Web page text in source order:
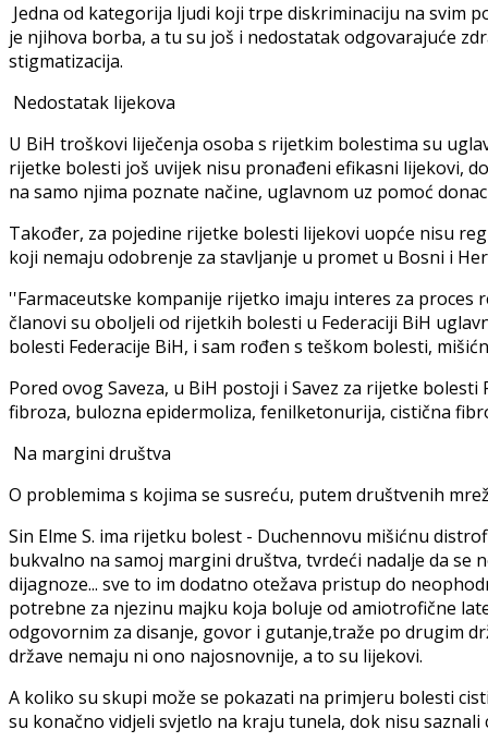
Jedna od kategorija ljudi koji trpe diskriminaciju na svim
je njihova borba, a tu su još i nedostatak odgovarajuće
stigmatizacija.
Nedostatak lijekova
U BiH troškovi liječenja osoba s rijetkim bolestima su
rijetke bolesti još uvijek nisu pronađeni efikasni lijekovi,
na samo njima poznate načine, uglavnom uz pomoć
Također, za pojedine rijetke bolesti lijekovi uopće nisu
koji nemaju odobrenje za stavljanje u promet u Bosni i
''Farmaceutske kompanije rijetko imaju interes za proces
članovi su oboljeli od rijetkih bolesti u Federaciji BiH
bolesti Federacije BiH, i sam rođen s teškom bolesti,
Pored ovog Saveza, u BiH postoji i Savez za rijetke
fibroza, bulozna epidermoliza, fenilketonurija, cistična
Na margini društva
O problemima s kojima se susreću, putem društvenih
Sin Elme S. ima rijetku bolest - Duchennovu mišićnu
bukvalno na samoj margini društva, tvrdeći nadalje da se
dijagnoze... sve to im dodatno otežava pristup do
potrebne za njezinu majku koja boluje od amiotrofične
odgovornim za disanje, govor i gutanje,traže po drugim
države nemaju ni ono najosnovnije, a to su lijekovi.
A koliko su skupi može se pokazati na primjeru bolesti
su konačno vidjeli svjetlo na kraju tunela, dok nisu